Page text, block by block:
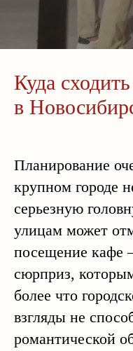
Куда
в
Планирование
крупном городе
серьезную
улицам может
посещение кафе
сюрприз,
более что
взгляды не
романтической